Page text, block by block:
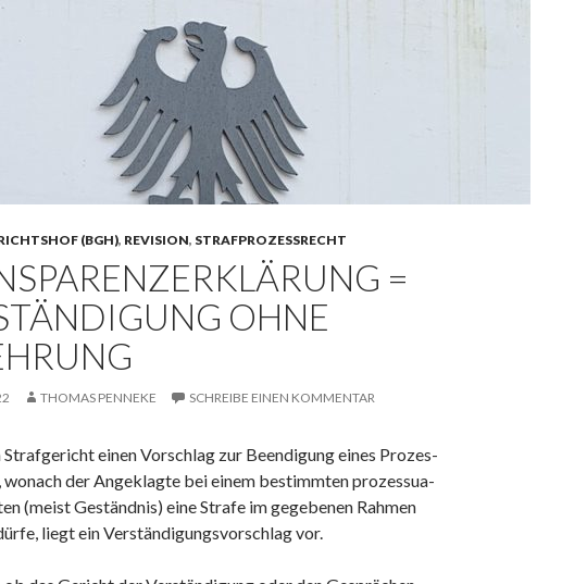
(BGH), REVISION, STRAFPROZESSRECHT
=
OHNE
THOMAS PENNEKE SCHREIBE EINEN KOMMENTAR
Straf­ge­richt einen Vor­schlag zur Be­en­di­gung eines Pro­zes­
wo­nach der An­ge­klag­te bei einem be­stimm­ten pro­zes­sua­
(meist Ge­ständ­nis) eine Stra­fe im ge­ge­be­nen Rah­men
liegt ein Ver­stän­di­gungs­vor­schlag vor.